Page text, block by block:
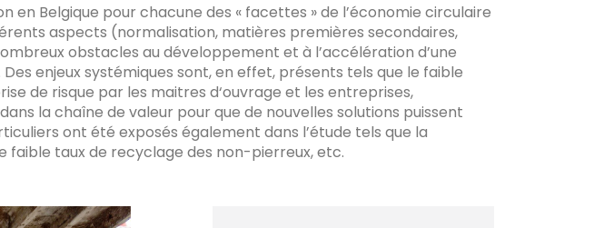
Belgique pour chacune des « facettes » de l’économie circulaire
aspects (normalisation, matières premières secondaires,
obstacles au développement et à l’accélération d’une
enjeux systémiques sont, en effet, présents tels que le faible
de risque par les maitres d‘ouvrage et les entreprises,
la chaîne de valeur pour que de nouvelles solutions puissent
ont été exposés également dans l’étude tels que la
faible taux de recyclage des non-pierreux, etc.